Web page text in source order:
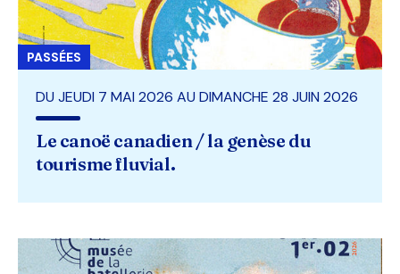
PASSÉES
DU JEUDI 7 MAI 2026 AU DIMANCHE 28 JUIN 2026
Le canoë canadien / la genèse du
tourisme fluvial.